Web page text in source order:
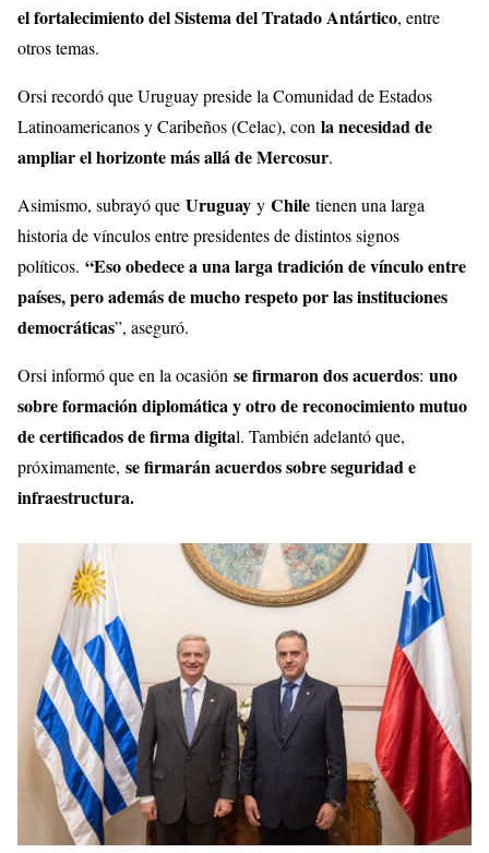
el fortalecimiento del Sistema del Tratado Antártico, entre
otros temas.
Orsi recordó que Uruguay preside la Comunidad de Estados
Latinoamericanos y Caribeños (Celac), con la necesidad de
ampliar el horizonte más allá de Mercosur.
Asimismo, subrayó que Uruguay y Chile tienen una larga
historia de vínculos entre presidentes de distintos signos
políticos. “Eso obedece a una larga tradición de vínculo entre
países, pero además de mucho respeto por las instituciones
democráticas”, aseguró.
Orsi informó que en la ocasión se firmaron dos acuerdos: uno
sobre formación diplomática y otro de reconocimiento mutuo
de certificados de firma digital. También adelantó que,
próximamente, se firmarán acuerdos sobre seguridad e
infraestructura.